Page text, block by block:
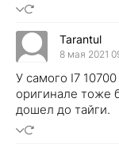
Tarantul
8 мая 2021
У самого I7
оригинале тоже
дошел до тайги.